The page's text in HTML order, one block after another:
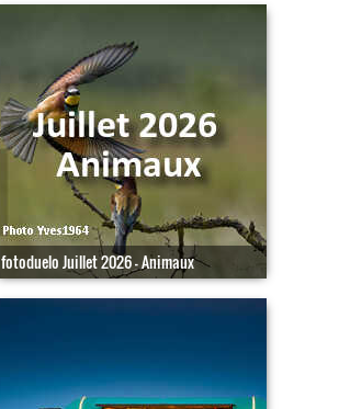
fotoduelo Juillet 2026 - Animaux